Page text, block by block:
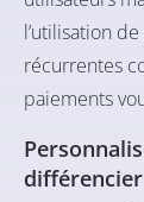
l’utilisation
récurrentes
paiements
différencier